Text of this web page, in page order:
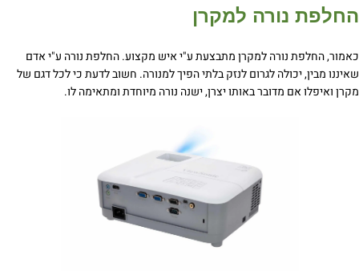
החלפת נורה למקרן
כאמור, החלפת נורה למקרן מתבצעת ע"י איש מקצוע. החלפת נורה ע"י אדם
שאיננו מבין, יכולה לגרום לנזק בלתי הפיך למנורה. חשוב לדעת כי לכל דגם של
מקרן ואיפלו אם מדובר באותו יצרן, ישנה נורה מיוחדת ומתאימה לו.